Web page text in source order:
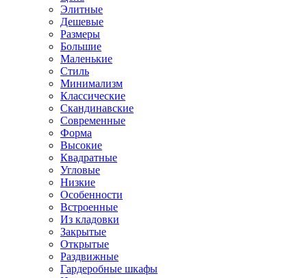
Элитные
Дешевые
Размеры
Большие
Маленькие
Стиль
Минимализм
Классические
Скандинавские
Современные
Форма
Высокие
Квадратные
Угловые
Низкие
Особенности
Встроенные
Из кладовки
Закрытые
Открытые
Раздвижные
Гардеробные шкафы